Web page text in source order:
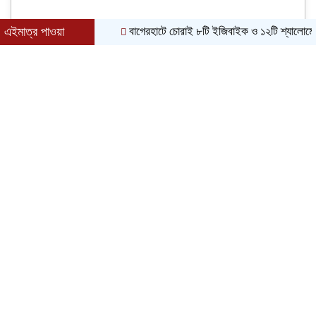
এইমাত্র পাওয়া বাগেরহাটে চোরাই ৮টি ইজিবাইক ও ১২টি শ্যালোমেশিন